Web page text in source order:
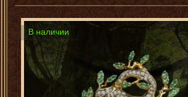
В наличии